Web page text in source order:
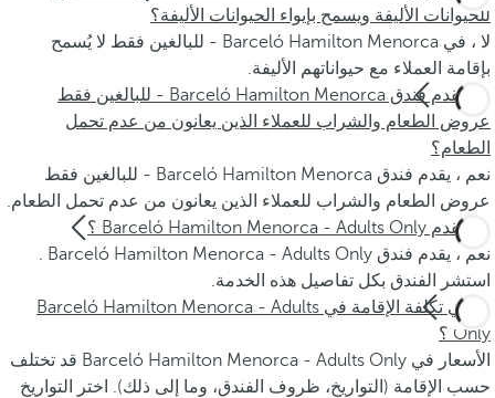
للحيوانات الأليفة ويسمح بإيواء الحيوانات الأليفة؟
لا ، في Barceló Hamilton Menorca - للبالغين فقط لا يُسمح
بإقامة العملاء مع حيواناتهم الأليفة.
هل يقدم فندق Barceló Hamilton Menorca - للبالغين فقط
عروض الطعام والشراب للعملاء الذين يعانون من عدم تحمل
الطعام؟
نعم ، يقدم فندق Barceló Hamilton Menorca - للبالغين فقط
عروض الطعام والشراب للعملاء الذين يعانون من عدم تحمل الطعام.
هل يقدم Barceló Hamilton Menorca - Adults Only ؟
نعم ، يقدم فندق Barceló Hamilton Menorca - Adults Only .
استشر الفندق بكل تفاصيل هذه الخدمة.
ما هي تكلفة الإقامة في Barceló Hamilton Menorca - Adults
Only ؟
الأسعار في Barceló Hamilton Menorca - Adults Only قد تختلف
حسب الإقامة (التواريخ، ظروف الفندق، وما إلى ذلك). اختر التواريخ